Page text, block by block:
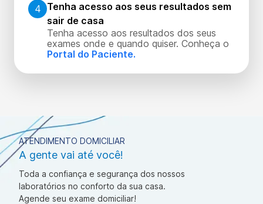
4 Tenha acesso aos seus resultados sem
sair de casa
Tenha acesso aos resultados dos seus
exames onde e quando quiser. Conheça o
Portal do Paciente.
ATENDIMENTO DOMICILIAR
A gente vai até você!
Toda a confiança e segurança dos nossos
laboratórios no conforto da sua casa.
Agende seu exame domiciliar!